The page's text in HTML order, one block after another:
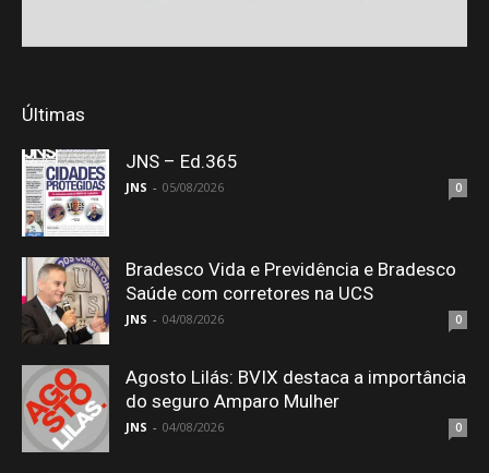
Últimas
JNS – Ed.365
JNS - 05/08/2026 0
Bradesco Vida e Previdência e Bradesco
Saúde com corretores na UCS
JNS - 04/08/2026 0
Agosto Lilás: BVIX destaca a importância
do seguro Amparo Mulher
JNS - 04/08/2026 0